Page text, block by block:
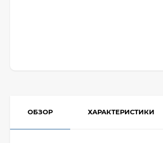
ОБЗОР ХАРАКТЕРИСТИКИ